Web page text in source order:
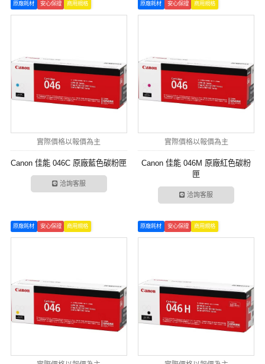
原廠耗材 安心保證 商用規格
實際價格以報價為主
Canon 佳能 046C 原廠藍色碳粉匣
洽詢客服
原廠耗材 安心保證 商用規格
實際價格以報價為主
Canon 佳能 046M 原廠紅色碳粉
匣
洽詢客服
原廠耗材 安心保證 商用規格 原廠耗材 安心保證 商用規格